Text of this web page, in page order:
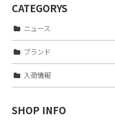
CATEGORYS
ニュース
ブランド
入荷情報
SHOP INFO